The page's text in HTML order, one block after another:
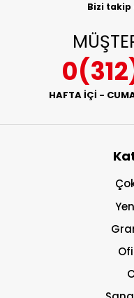
Bizi takip
HAFTA İÇİ -